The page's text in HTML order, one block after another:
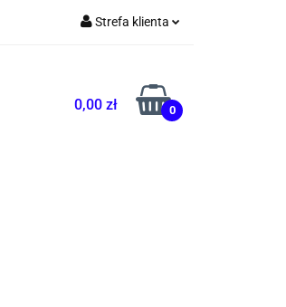
Strefa klienta
Zarejestruj się
Dodaj zgłoszenie
0,00 zł 0